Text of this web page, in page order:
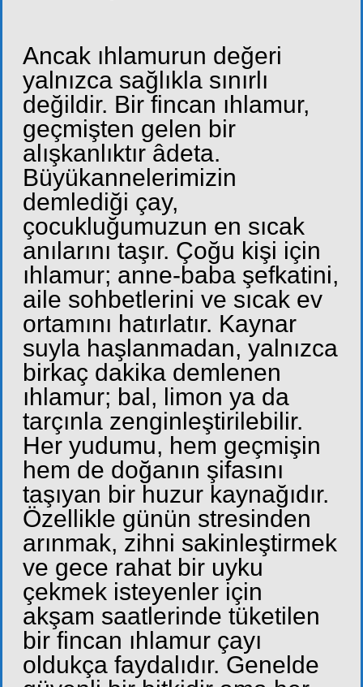
Ancak ıhlamurun değeri
yalnızca sağlıkla sınırlı
değildir. Bir fincan ıhlamur,
geçmişten gelen bir
alışkanlıktır âdeta.
Büyükannelerimizin
demlediği çay,
çocukluğumuzun en sıcak
anılarını taşır. Çoğu kişi için
ıhlamur; anne-baba şefkatini,
aile sohbetlerini ve sıcak ev
ortamını hatırlatır. Kaynar
suyla haşlanmadan, yalnızca
birkaç dakika demlenen
ıhlamur; bal, limon ya da
tarçınla zenginleştirilebilir.
Her yudumu, hem geçmişin
hem de doğanın şifasını
taşıyan bir huzur kaynağıdır.
Özellikle günün stresinden
arınmak, zihni sakinleştirmek
ve gece rahat bir uyku
çekmek isteyenler için
akşam saatlerinde tüketilen
bir fincan ıhlamur çayı
oldukça faydalıdır. Genelde